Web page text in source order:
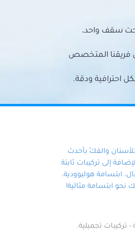
سقف واحد،
فريقنا المتخصص
احترافية ودقة.
والفكّ بأحدث
إلى تركيبات ثابتة
ابتسامة هوليوودية،
ابتسامة مثالية!
تركيبات تجميلية.